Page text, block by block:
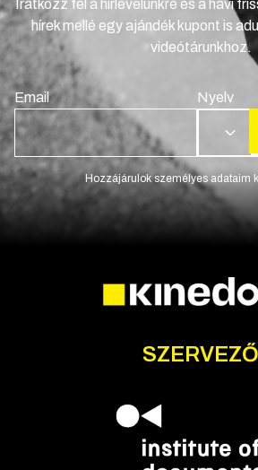
Iratkozz fel a hírlevelünkre és a havi
hírek mellé egy ajándék kupont is
videótárunkhoz.
Email Nyelv
HU
Hozzájárulok személyes adataim
SZERVEZŐ